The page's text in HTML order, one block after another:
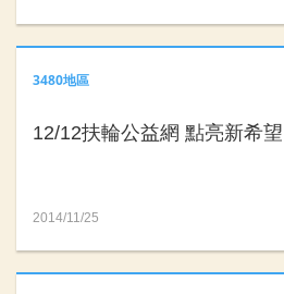
3480地區
12/12扶輪公益網 點亮新希
2014/11/25